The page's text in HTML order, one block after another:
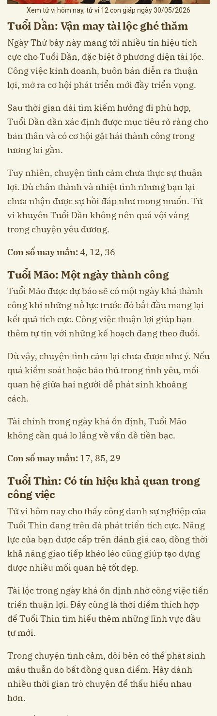
Xem tử vi hôm nay, tử vi 12 con giáp ngày 30/05/2026
Tuổi Dần: Vận may tài lộc ghé thăm
Ngày Thứ bảy này mang tới nhiều tín hiệu tích
cực cho Tuổi Dần, đặc biệt ở phương diện tài lộc.
Công việc kinh doanh, buôn bán diễn ra thuận
lợi, mở ra cơ hội phát triển mới đầy triển vọng.
Sau thời gian dài tìm kiếm hướng đi phù hợp,
Tuổi Dần dần xác định được mục tiêu rõ ràng cho
bản thân và có cơ hội gặt hái thành công trong
tương lai gần.
Tuy nhiên, chuyện tình cảm chưa thực sự thuận
lợi. Dù chân thành và nhiệt tình nhưng bạn lại
chưa nhận được sự hồi đáp như mong muốn. Tử
vi khuyên Tuổi Dần không nên quá vội vàng
trong chuyện yêu đương.
Con số may mắn:4, 12, 36
Tuổi Mão: Một ngày thành công
Tuổi Mão được dự báo sẽ có một ngày khá thành
công khi những nỗ lực trước đó bắt đầu mang lại
kết quả tích cực. Công việc thuận lợi giúp bạn
thêm tự tin với những kế hoạch đang theo đuổi.
Dù vậy, chuyện tình cảm lại chưa được như ý. Nếu
quá kiểm soát hoặc bảo thủ trong tình yêu, mối
quan hệ giữa hai người dễ phát sinh khoảng
cách.
Tài chính trong ngày khá ổn định, Tuổi Mão
không cần quá lo lắng về vấn đề tiền bạc.
Con số may mắn: 17, 85, 29
Tuổi Thìn: Có tín hiệu khả quan trong
công việc
Tử vi hôm nay cho thấy công danh sự nghiệp của
Tuổi Thìn đang trên đà phát triển tích cực. Năng
lực của bạn được cấp trên đánh giá cao, đồng thời
khả năng giao tiếp khéo léo cũng giúp tạo dựng
được nhiều mối quan hệ tốt đẹp.
Tài lộc trong ngày khá ổn định nhờ công việc tiến
triển thuận lợi. Đây cũng là thời điểm thích hợp
để Tuổi Thìn tìm hiểu thêm những lĩnh vực đầu
tư mới.
Trong chuyện tình cảm, đôi bên có thể phát sinh
mâu thuẫn do bất đồng quan điểm. Hãy dành
nhiều thời gian trò chuyện để thấu hiểu nhau
hơn.